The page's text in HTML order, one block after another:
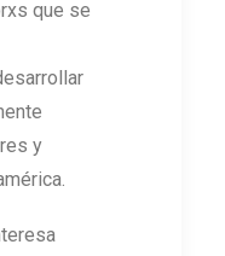
que se
y